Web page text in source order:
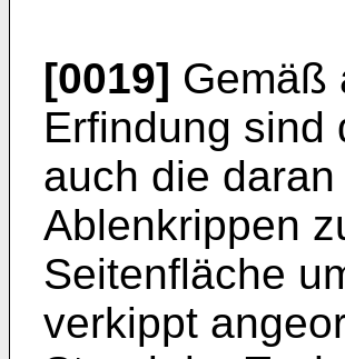
[0019] Gemäß
Erfindung sind
auch die
Ablenkrippen
Seitenfläche
verkippt